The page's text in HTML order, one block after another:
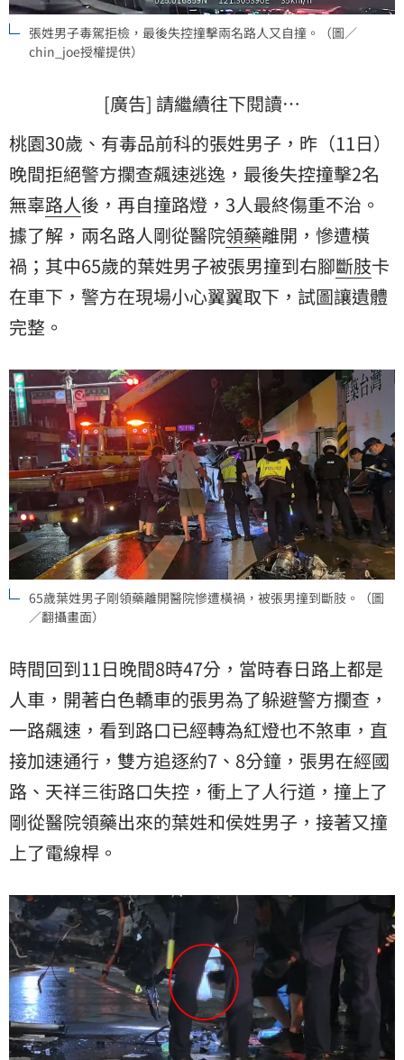
張姓男子毒駕拒檢，最後失控撞擊兩名路人又自撞。（圖／
chin_joe授權提供）
[廣告] 請繼續往下閱讀…
桃園30歲、有毒品前科的張姓男子，昨（11日）
晚間拒絕警方攔查飆速逃逸，最後失控撞擊2名
無辜路人後，再自撞路燈，3人最終傷重不治。
據了解，兩名路人剛從醫院領藥離開，慘遭橫
禍；其中65歲的葉姓男子被張男撞到右腳斷肢卡
在車下，警方在現場小心翼翼取下，試圖讓遺體
完整。
65歲葉姓男子剛領藥離開醫院慘遭橫禍，被張男撞到斷肢。（圖
／翻攝畫面）
時間回到11日晚間8時47分，當時春日路上都是
人車，開著白色轎車的張男為了躲避警方攔查，
一路飆速，看到路口已經轉為紅燈也不煞車，直
接加速通行，雙方追逐約7、8分鐘，張男在經國
路、天祥三街路口失控，衝上了人行道，撞上了
剛從醫院領藥出來的葉姓和侯姓男子，接著又撞
上了電線桿。